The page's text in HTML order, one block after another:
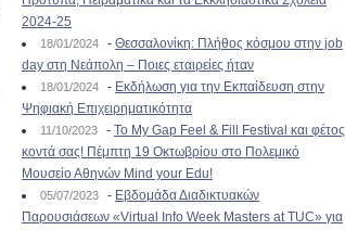
2024-25
18/01/2024 - Θεσσαλονίκη: Πλήθος κόσμου στην job
day στη Νεάπολη – Ποιες εταιρείες ήταν
18/01/2024 - Εκδήλωση για την Εκπαίδευση στην
Ψηφιακή Επιχειρηματικότητα
11/10/2023 - To My Gap Feel & Fill Festival και φέτος
κοντά σας! Πέμπτη 19 Οκτωβρίου στο Πολεμικό
Μουσείο Αθηνών Mind your Edu!
05/07/2023 - Εβδομάδα Διαδικτυακών
Παρουσιάσεων «Virtual Info Week Masters at TUC» για